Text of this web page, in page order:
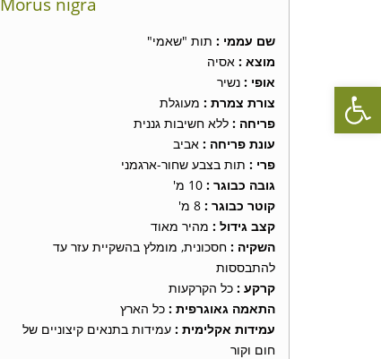
שם עממי : תות "שאמי"
מוצא : אסיה
אופי : נשיר
צורת צמרת : מעוגלת
פריחה : ללא חשיבות גננית
עונת פריחה : אביב
פרי : תות בצבע שחור-ארגמני
גובה כבוגר :
קוטר כבוגר :
קצב גידול : מהיר מאוד
השקיה : חסכונית, מומלץ בהשקיית עזר עד
להתבססות
קרקע : כל הקרקעות
התאמה גאוגרפית : כל הארץ
עמידות אקלימית : עמידות בתנאים קיצוניים של
חום וקור
פתח סרגל נגישות